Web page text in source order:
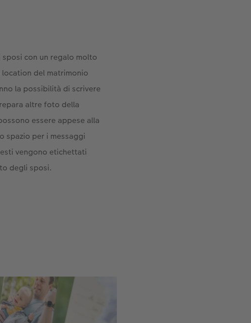
con un regalo molto
del matrimonio
la possibilità di scrivere
altre foto della
essere appese alla
spazio per i messaggi
vengono etichettati
degli sposi.